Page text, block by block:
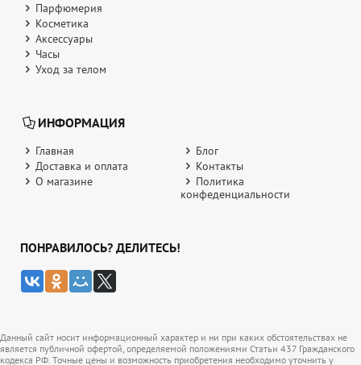
Парфюмерия
Косметика
Аксессуары
Часы
Уход за телом
ИНФОРМАЦИЯ
Главная
Блог
Доставка и оплата
Контакты
О магазине
Политика
конфеденциальности
ПОНРАВИЛОСЬ? ДЕЛИТЕСЬ!
Данный сайт носит информационный характер и ни при каких обстоятельствах не
является публичной офертой, определяемой положениями Статьи 437 Гражданского
кодекса РФ. Точные цены и возможность приобретения необходимо уточнить у